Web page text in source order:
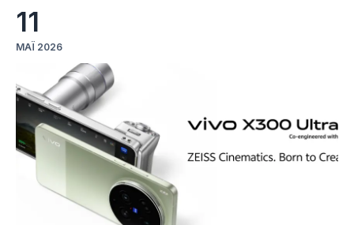
11
ΜΆΙ 2026